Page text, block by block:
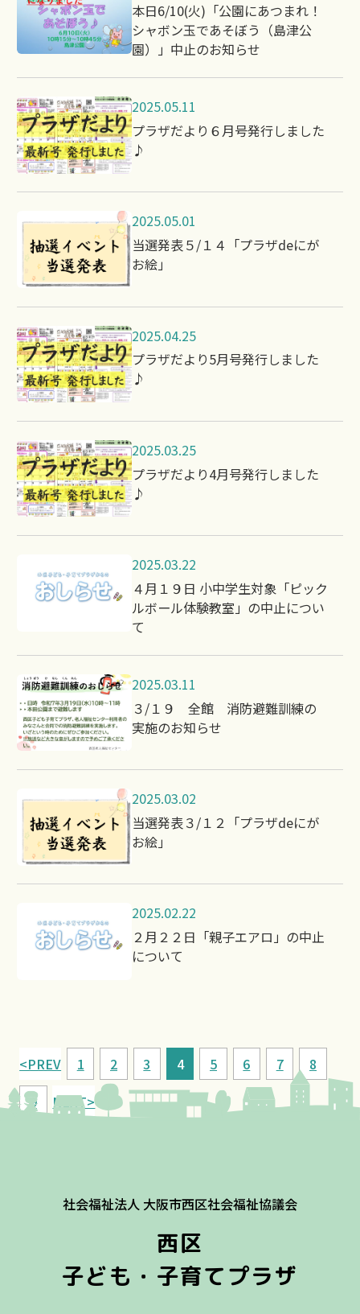
本日6/10(火)「公園にあつまれ！
シャボン玉であそぼう（島津公
園）」中止のお知らせ
2025.05.11
プラザだより６月号発行しました
♪
2025.05.01
当選発表５/１４「プラザdeにが
お絵」
2025.04.25
プラザだより5月号発行しました
♪
2025.03.25
プラザだより4月号発行しました
♪
2025.03.22
４月１９日 小中学生対象「ピック
ルボール体験教室」の中止につい
て
2025.03.11
３/１９ 全館 消防避難訓練の
実施のお知らせ
2025.03.02
当選発表３/１２「プラザdeにが
お絵」
2025.02.22
２月２２日「親子エアロ」の中止
について
<PREV 1 2 3 4 5 6 7
8
9
NEXT>
社会福祉法人 大阪市西区社会福祉協議会
西区
子ども・子育てプラザ